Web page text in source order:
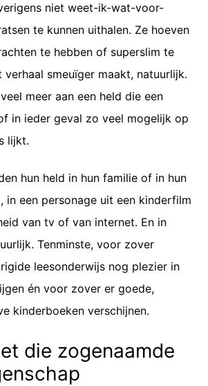
niet weet-ik-wat-voor-
te kunnen uithalen. Ze hoeven
te hebben of superslim te
smeuïger maakt, natuurlijk.
meer aan een held die een
in ieder geval zo veel mogelijk op
lijkt.
hun held in hun familie of in hun
in een personage uit een kinderfilm
van tv of van internet. En in
Tenminste, voor zover
leesonderwijs nog plezier in
én voor zover er goede,
kinderboeken verschijnen.
die zogenaamde